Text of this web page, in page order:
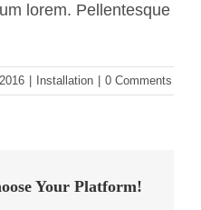
lorem. Pellentesque
Installation 0 Comments
Your Platform!